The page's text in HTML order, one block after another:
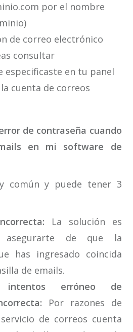
por el nombre
de correo electrónico
consultar
especificaste en tu panel
cuenta de correos
de contraseña cuando
en mi software de
común y puede tener 3
La solución es
asegurarte de que la
has ingresado coincida
de emails.
erróneo de
Por razones de
de correos cuenta